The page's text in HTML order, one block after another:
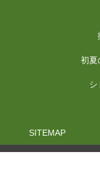
初夏
シ
SITEMAP